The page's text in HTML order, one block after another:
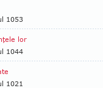
1053
lor
1044
1021